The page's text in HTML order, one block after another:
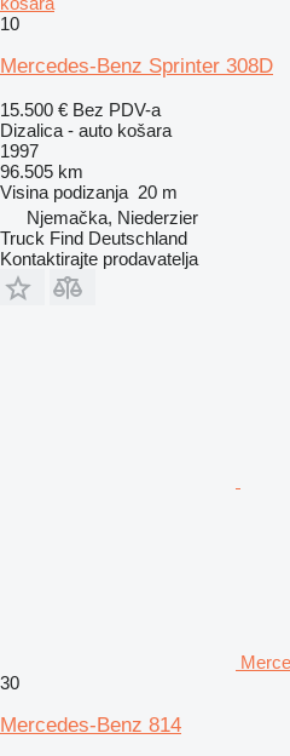
10
Mercedes-Benz Sprinter 308D
15.500 € Bez PDV-a
Dizalica - auto košara
1997
96.505 km
Visina podizanja 20 m
Njemačka, Niederzier
Truck Find Deutschland
Kontaktirajte prodavatelja
30
Mercedes-Benz 814